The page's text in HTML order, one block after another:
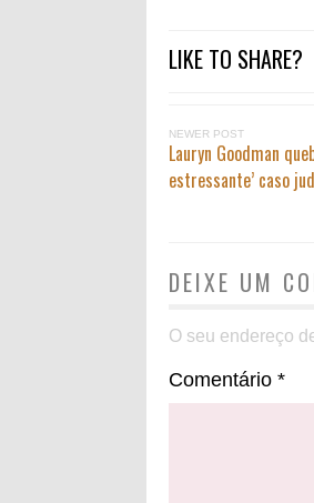
LIKE TO SHARE?
NEWER POST
Lauryn Goodman
estressante’ caso
DEIXE UM
O seu endereço
Comentário *